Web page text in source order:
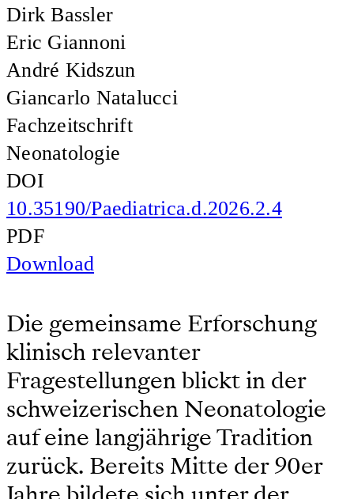
Dirk Bassler
Eric Giannoni
André Kidszun
Giancarlo Natalucci
Fachzeitschrift
Neonatologie
DOI
10.35190/Paediatrica.d.2026.2.4
PDF
Download
Die gemeinsame Erforschung
klinisch relevanter
Fragestellungen blickt in der
schweizerischen Neonatologie
auf eine langjährige Tradition
zurück. Bereits Mitte der 90er